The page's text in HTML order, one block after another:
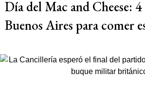
Día del Mac and Cheese: 4
Buenos Aires para comer